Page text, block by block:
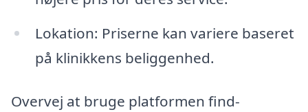
Lokation: Priserne kan variere baseret
på klinikkens beliggenhed.
Overvej at bruge platformen find-